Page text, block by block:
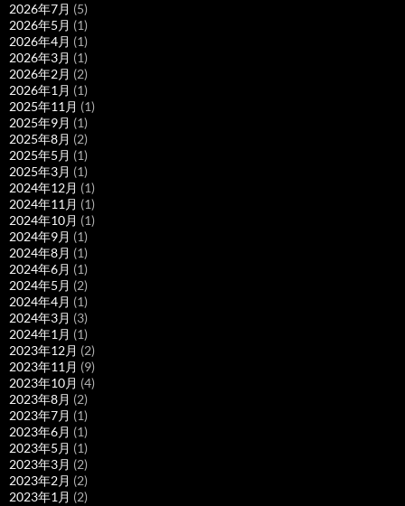
2026年7月 (5)
2026年5月 (1)
2026年4月 (1)
2026年3月 (1)
2026年2月 (2)
2026年1月 (1)
2025年11月 (1)
2025年9月 (1)
2025年8月 (2)
2025年5月 (1)
2025年3月 (1)
2024年12月 (1)
2024年11月 (1)
2024年10月 (1)
2024年9月 (1)
2024年8月 (1)
2024年6月 (1)
2024年5月 (2)
2024年4月 (1)
2024年3月 (3)
2024年1月 (1)
2023年12月 (2)
2023年11月 (9)
2023年10月 (4)
2023年8月 (2)
2023年7月 (1)
2023年6月 (1)
2023年5月 (1)
2023年3月 (2)
2023年2月 (2)
2023年1月 (2)